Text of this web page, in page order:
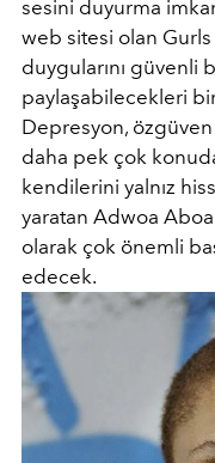
sesini duyurma
web sitesi olan Gurls
duygularını güvenli
paylaşabilecekleri
Depresyon,
daha pek çok
kendilerini yalnız
yaratan Adwoa
olarak çok önemli
edecek.